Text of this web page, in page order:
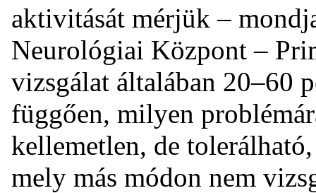
aktivitását mérjük –
Neurológiai Központ –
vizsgálat általában 20–60
függően, milyen
kellemetlen, de
mely más módon nem